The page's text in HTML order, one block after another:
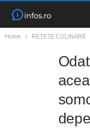
Home REȚETE CULINARE